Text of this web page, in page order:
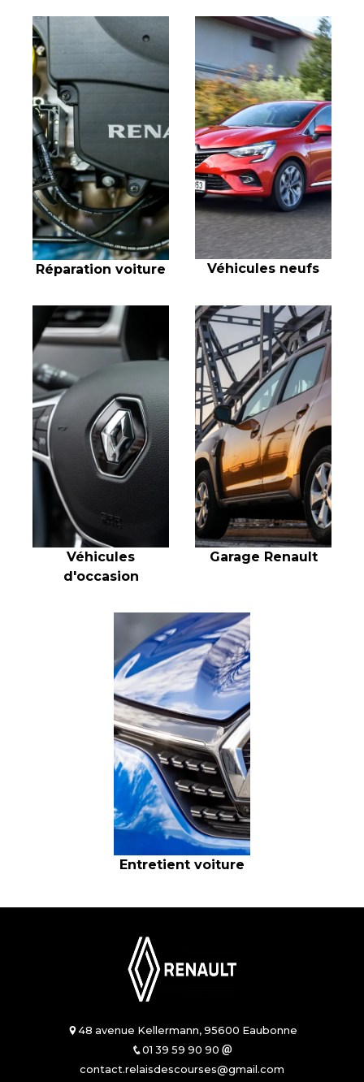
Réparation voiture Véhicules neufs
Véhicules
d'occasion
Garage Renault
Entretient voiture
48 avenue Kellermann, 95600 Eaubonne
01 39 59 90 90
contact.relaisdescourses@gmail.com